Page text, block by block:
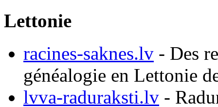
Lettonie
racines-saknes.lv - Des
généalogie en Lettonie
lvva-raduraksti.lv -